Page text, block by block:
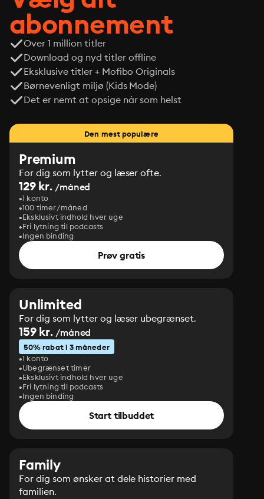
abonnement
Over 1 million titler
Download og nyd titler offline
Eksklusive titler + Mofibo Originals
Børnevenligt miljø (Kids Mode)
Det er nemt at opsige når som helst
Den mest populære
Premium
For dig som lytter og læser ofte.
129 kr. /måned
1 konto
100 timer/måned
Eksklusivt indhold hver uge
Fri lytning til podcasts
Ingen binding
Prøv gratis
Unlimited
For dig som lytter og læser ubegrænset.
159 kr. /måned
50% rabat i 3 måneder
1 konto
Ubegrænset timer
Eksklusivt indhold hver uge
Fri lytning til podcasts
Ingen binding
Start tilbuddet
Family
For dig som ønsker at dele historier med
familien.